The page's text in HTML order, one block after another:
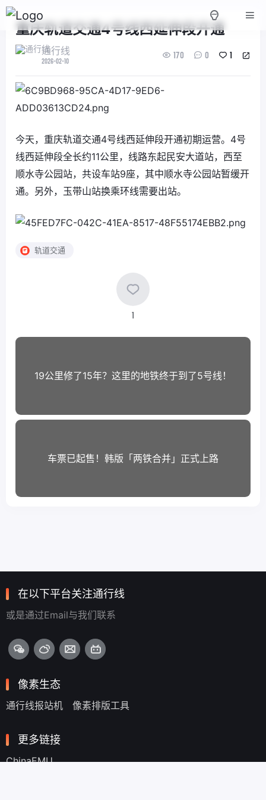
重庆轨道交通4号线西延伸段开通
通行线
2026-02-10
170 0 1
今天，重庆轨道交通4号线西延伸段开通初期运营。4号
线西延伸段全长约11公里，线路东起民安大道站，西至
顺水寺公园站，共设车站9座，其中顺水寺公园站暂缓开
通。另外，玉带山站换乘环线需要出站。
轨道交通
1
19公里修了15年？这里的地铁终于到了5号线！
车票已起售！韩版「两铁合并」正式上路
在以下平台关注通行线
或是通过Email与我们联系
像素生态
通行线报站机 像素排版工具
更多链接
ChinaEMU